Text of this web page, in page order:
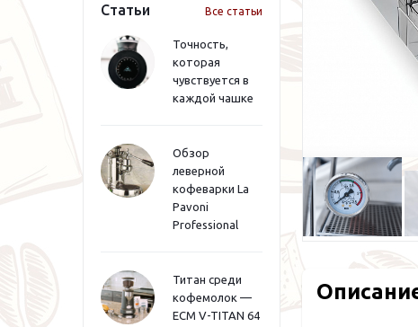
Статьи Все статьи
Точность,
которая
чувствуется в
каждой чашке
Обзор
леверной
кофеварки La
Pavoni
Professional
Титан среди
кофемолок —
ECM V-TITAN 64